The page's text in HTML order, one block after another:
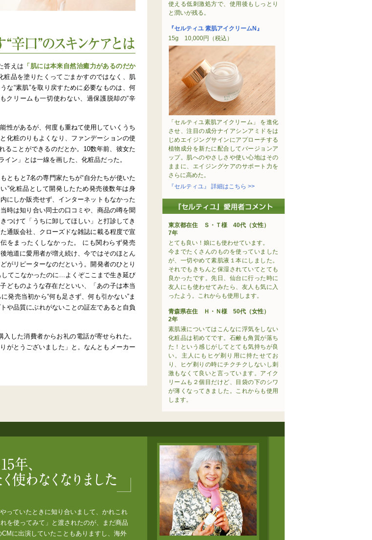
答えは 「肌には本来自然治癒力があるのだか
粧品を塗りたくってごまかすのではなく、肌
な“素肌”を取り戻すために必要なものは、何
クリームも一切使わない、過保護脱却の“辛
性があるが、何度も重ねて使用していくうち
化粧のりもよくなり、ファンデーションの使
ることができるのだとか。10数年前、彼女た
ン」とは一線を画した、化粧品だった。
もともと7名の専門家たちが“自分たちが使いた
い”化粧品として開発したため発売後数年は身
内にしか販売せず、インターネットもなかった
当時は知り合い同士の口コミや、商品の噂を聞
きつけて「うちに卸してほしい」と打診してき
た通販会社、クローズドな雑誌に載る程度で宣
伝をまったくしなかった。 にも関わらず発売
後地道に愛用者が増え続け、今ではそのほとん
どがリピーターなのだという。開発者のひとり
てこなかったのに…よくぞここまで生き延び
どものような存在だといい、「あの子は本当
発売当初から“何も足さず、何も引かない”ま
や品質にぶれがないことの証左であると自負
した消費者からお礼の電話が寄せられた。
がとうございました」と。なんともメーカー
使える低刺激処方で、使用後もしっとり
と潤いが残る。
『セルティユ 素肌アイクリームN』
15g 10,000円（税込）
「セルティユ素肌アイクリーム」 を進化
させ、注目の成分ナイアシンアミドをは
じめエイジングサインにアプローチする
植物成分を新たに配合してバージョンア
ップ。肌へのやさしさや使い心地はその
ままに、エイジングケアのサポート力を
さらに高めた。
『セルティユ』 詳細はこちら >>
東京都在住 Ｓ・Ｔ様 40代（女性）
7年
とても良い！娘にも使わせています。
今までたくさんのものを使っていました
が、一切やめて素肌液１本にしました。
それでもきちんと保湿されていてとても
良かったです。先日、仙台に行った時に
友人にも使わせてみたら、友人も気に入
ったよう。これからも使用します。
青森県在住 Ｈ・Ｎ様 50代（女性）
2年
素肌液についてはこんなに浮気をしない
化粧品は初めてです。石鹸も角質が落ち
た！という感じがしてとても気持ちが良
い。主人にもヒゲ剃り用に持たせてお
り、ヒゲ剃りの時にチクチクしないし刺
激もなくて良いと言っています。アイク
リームも２個目だけど、目袋の下のシワ
が薄くなってきました。これからも使用
します。
っていたときに知り合いまして、かれこれ
を使ってみて」と渡されたのが、まだ商品
に出演していたこともありますし、海外